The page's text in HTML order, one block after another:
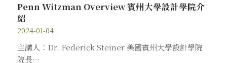
Penn Witzman Overview 賓州大學設計學院介
紹
2024-01-04
主講人：Dr. Federick Steiner 美國賓州大學設計學院
院長…